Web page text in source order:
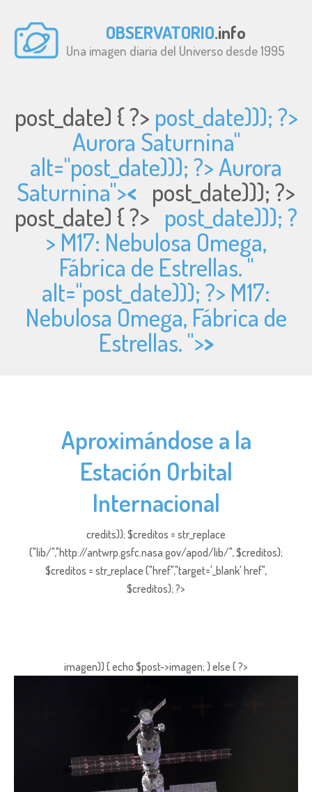
OBSERVATORIO.info
Una imagen diaria del Universo desde 1995
post_date) { ?> post_date))); ?>
Aurora Saturnina"
alt="post_date))); ?> Aurora
Saturnina">< post_date))); ?>
post_date) { ?> post_date))); ?
> M17: Nebulosa Omega,
Fábrica de Estrellas. "
alt="post_date))); ?> M17:
Nebulosa Omega, Fábrica de
Estrellas. ">>
Aproximándose a la
Estación Orbital
Internacional
credits)); $creditos = str_replace
("lib/","http://antwrp.gsfc.nasa.gov/apod/lib/", $creditos);
$creditos = str_replace ("href","target='_blank' href",
$creditos); ?>
imagen)) { echo $post->imagen; } else { ?>